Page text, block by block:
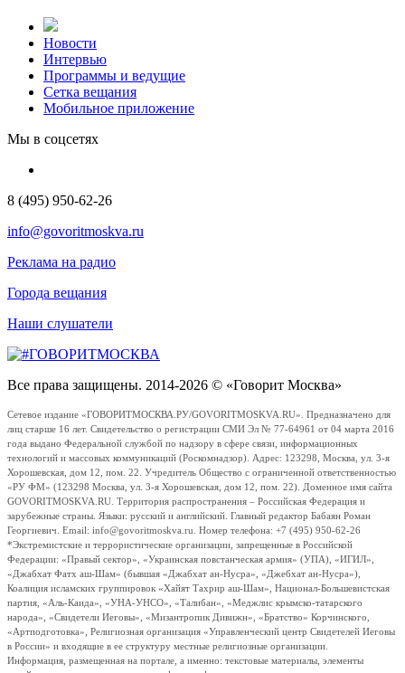
Новости
Интервью
Программы и ведущие
Сетка вещания
Мобильное приложение
Мы в соцсетях
8 (495) 950-62-26
info@govoritmoskva.ru
Реклама на радио
Города вещания
Наши слушатели
Все права защищены. 2014-2026 © «Говорит Москва»
Сетевое издание «ГОВОРИТМОСКВА.РУ/GOVORITMOSKVA.RU». Предназначено для
лиц старше 16 лет. Свидетельство о регистрации СМИ Эл № 77-64961 от 04 марта 2016
года выдано Федеральной службой по надзору в сфере связи, информационных
технологий и массовых коммуникаций (Роскомнадзор). Адрес: 123298, Москва, ул. 3-я
Хорошевская, дом 12, пом. 22. Учредитель Общество с ограниченной ответственностью
«РУ ФМ» (123298 Москва, ул. 3-я Хорошевская, дом 12, пом. 22). Доменное имя сайта
GOVORITMOSKVA.RU. Территория распространения – Российская Федерация и
зарубежные страны. Языки: русский и английский. Главный редактор Бабаян Роман
Георгиевич. Email: info@govoritmoskva.ru. Номер телефона: +7 (495) 950-62-26
*Экстремистские и террористические организации, запрещенные в Российской
Федерации: «Правый сектор», «Украинская повстанческая армия» (УПА), «ИГИЛ»,
«Джабхат Фатх аш-Шам» (бывшая «Джабхат ан-Нусра», «Джебхат ан-Нусра»),
Коалиция исламских группировок «Хайят Тахрир аш-Шам», Национал-Большевистская
партия, «Аль-Каида», «УНА-УНСО», «Талибан», «Меджлис крымско-татарского
народа», «Свидетели Иеговы», «Мизантропик Дивижн», «Братство» Корчинского,
«Артподготовка», Религиозная организация «Управленческий центр Свидетелей Иеговы
в России» и входящие в ее структуру местные религиозные организации.
Информация, размещенная на портале, а именно: текстовые материалы, элементы